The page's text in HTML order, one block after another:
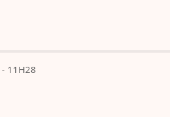
11H28